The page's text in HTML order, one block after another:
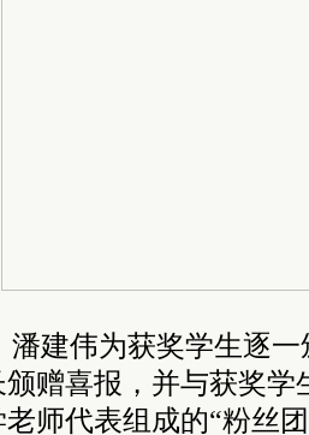
潘建伟为获奖学生逐
赠喜报，并与获奖学
师代表组成的“粉丝